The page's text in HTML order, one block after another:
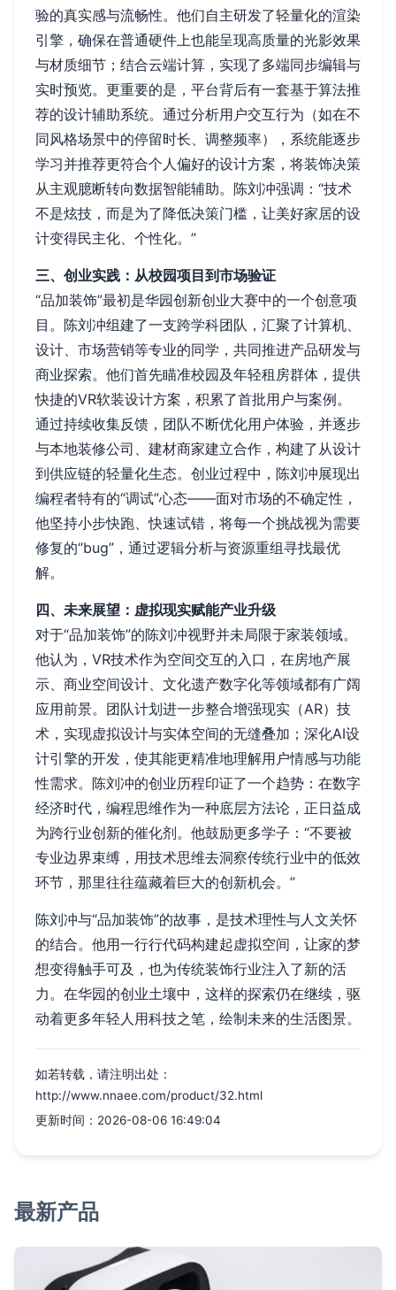
验的真实感与流畅性。他们自主研发了轻量化的渲染
引擎，确保在普通硬件上也能呈现高质量的光影效果
与材质细节；结合云端计算，实现了多端同步编辑与
实时预览。更重要的是，平台背后有一套基于算法推
荐的设计辅助系统。通过分析用户交互行为（如在不
同风格场景中的停留时长、调整频率），系统能逐步
学习并推荐更符合个人偏好的设计方案，将装饰决策
从主观臆断转向数据智能辅助。陈刘冲强调：“技术
不是炫技，而是为了降低决策门槛，让美好家居的设
计变得民主化、个性化。”
三、创业实践：从校园项目到市场验证
“品加装饰”最初是华园创新创业大赛中的一个创意项
目。陈刘冲组建了一支跨学科团队，汇聚了计算机、
设计、市场营销等专业的同学，共同推进产品研发与
商业探索。他们首先瞄准校园及年轻租房群体，提供
快捷的VR软装设计方案，积累了首批用户与案例。
通过持续收集反馈，团队不断优化用户体验，并逐步
与本地装修公司、建材商家建立合作，构建了从设计
到供应链的轻量化生态。创业过程中，陈刘冲展现出
编程者特有的“调试”心态——面对市场的不确定性，
他坚持小步快跑、快速试错，将每一个挑战视为需要
修复的“bug”，通过逻辑分析与资源重组寻找最优
解。
四、未来展望：虚拟现实赋能产业升级
对于“品加装饰”的陈刘冲视野并未局限于家装领域。
他认为，VR技术作为空间交互的入口，在房地产展
示、商业空间设计、文化遗产数字化等领域都有广阔
应用前景。团队计划进一步整合增强现实（AR）技
术，实现虚拟设计与实体空间的无缝叠加；深化AI设
计引擎的开发，使其能更精准地理解用户情感与功能
性需求。陈刘冲的创业历程印证了一个趋势：在数字
经济时代，编程思维作为一种底层方法论，正日益成
为跨行业创新的催化剂。他鼓励更多学子：“不要被
专业边界束缚，用技术思维去洞察传统行业中的低效
环节，那里往往蕴藏着巨大的创新机会。”
陈刘冲与“品加装饰”的故事，是技术理性与人文关怀
的结合。他用一行行代码构建起虚拟空间，让家的梦
想变得触手可及，也为传统装饰行业注入了新的活
力。在华园的创业土壤中，这样的探索仍在继续，驱
动着更多年轻人用科技之笔，绘制未来的生活图景。
如若转载，请注明出处：
http://www.nnaee.com/product/32.html
更新时间：2026-08-06 16:49:04
最新产品